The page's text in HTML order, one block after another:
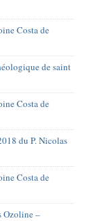
Costa de
de saint
Costa de
du P. Nicolas
Costa de
Ozoline –